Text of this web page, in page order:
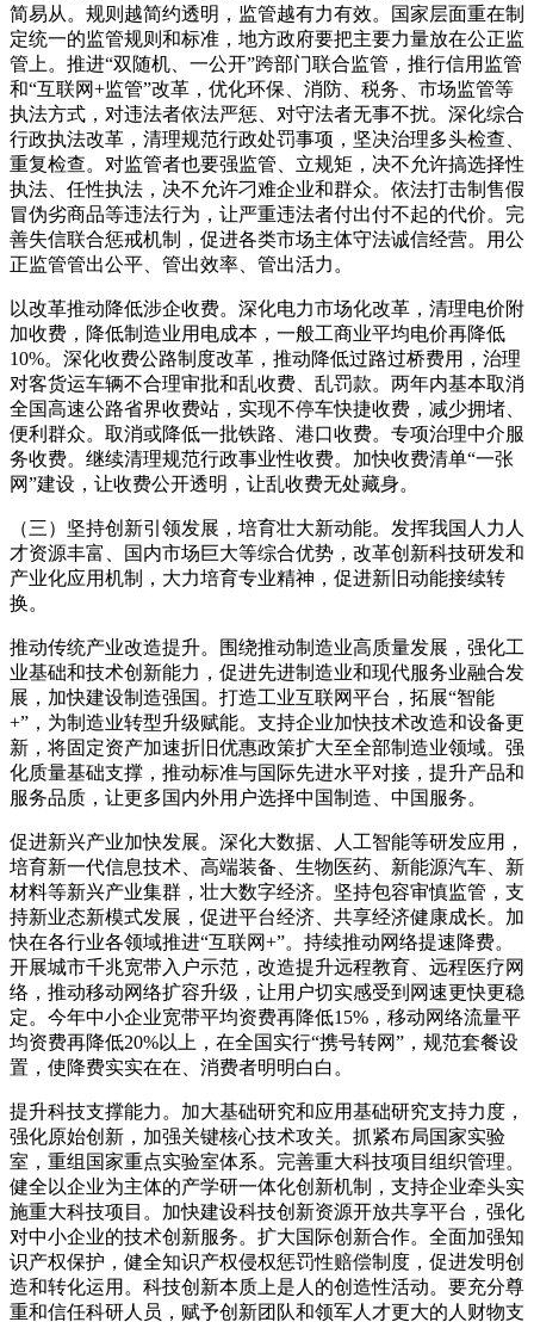
简易从。规则越简约透明，监管越有力有效。国家层面重在制
定统一的监管规则和标准，地方政府要把主要力量放在公正监
管上。推进“双随机、一公开”跨部门联合监管，推行信用监管
和“互联网+监管”改革，优化环保、消防、税务、市场监管等
执法方式，对违法者依法严惩、对守法者无事不扰。深化综合
行政执法改革，清理规范行政处罚事项，坚决治理多头检查、
重复检查。对监管者也要强监管、立规矩，决不允许搞选择性
执法、任性执法，决不允许刁难企业和群众。依法打击制售假
冒伪劣商品等违法行为，让严重违法者付出付不起的代价。完
善失信联合惩戒机制，促进各类市场主体守法诚信经营。用公
正监管管出公平、管出效率、管出活力。
以改革推动降低涉企收费。深化电力市场化改革，清理电价附
加收费，降低制造业用电成本，一般工商业平均电价再降低
10%。深化收费公路制度改革，推动降低过路过桥费用，治理
对客货运车辆不合理审批和乱收费、乱罚款。两年内基本取消
全国高速公路省界收费站，实现不停车快捷收费，减少拥堵、
便利群众。取消或降低一批铁路、港口收费。专项治理中介服
务收费。继续清理规范行政事业性收费。加快收费清单“一张
网”建设，让收费公开透明，让乱收费无处藏身。
（三）坚持创新引领发展，培育壮大新动能。发挥我国人力人
才资源丰富、国内市场巨大等综合优势，改革创新科技研发和
产业化应用机制，大力培育专业精神，促进新旧动能接续转
换。
推动传统产业改造提升。围绕推动制造业高质量发展，强化工
业基础和技术创新能力，促进先进制造业和现代服务业融合发
展，加快建设制造强国。打造工业互联网平台，拓展“智能
+”，为制造业转型升级赋能。支持企业加快技术改造和设备更
新，将固定资产加速折旧优惠政策扩大至全部制造业领域。强
化质量基础支撑，推动标准与国际先进水平对接，提升产品和
服务品质，让更多国内外用户选择中国制造、中国服务。
促进新兴产业加快发展。深化大数据、人工智能等研发应用，
培育新一代信息技术、高端装备、生物医药、新能源汽车、新
材料等新兴产业集群，壮大数字经济。坚持包容审慎监管，支
持新业态新模式发展，促进平台经济、共享经济健康成长。加
快在各行业各领域推进“互联网+”。持续推动网络提速降费。
开展城市千兆宽带入户示范，改造提升远程教育、远程医疗网
络，推动移动网络扩容升级，让用户切实感受到网速更快更稳
定。今年中小企业宽带平均资费再降低15%，移动网络流量平
均资费再降低20%以上，在全国实行“携号转网”，规范套餐设
置，使降费实实在在、消费者明明白白。
提升科技支撑能力。加大基础研究和应用基础研究支持力度，
强化原始创新，加强关键核心技术攻关。抓紧布局国家实验
室，重组国家重点实验室体系。完善重大科技项目组织管理。
健全以企业为主体的产学研一体化创新机制，支持企业牵头实
施重大科技项目。加快建设科技创新资源开放共享平台，强化
对中小企业的技术创新服务。扩大国际创新合作。全面加强知
识产权保护，健全知识产权侵权惩罚性赔偿制度，促进发明创
造和转化运用。科技创新本质上是人的创造性活动。要充分尊
重和信任科研人员，赋予创新团队和领军人才更大的人财物支